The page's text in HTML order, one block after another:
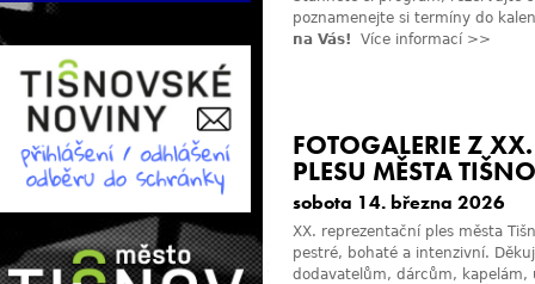
poznamenejte si termíny do
na Vás!
Více informací >>
FOTOGALERIE Z
PLESU MĚSTA
sobota 14. března 2026
XX. reprezentační ples města
pestré, bohaté a intenzivní.
dodavatelům, dárcům,